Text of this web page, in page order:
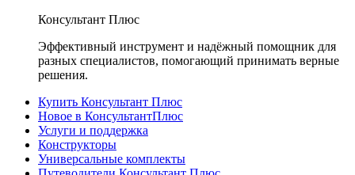
Консультант Плюс
Эффективный инструмент и надёжный помощник для
разных специалистов, помогающий принимать верные
решения.
Купить Консультант Плюс
Новое в КонсультантПлюс
Услуги и поддержка
Конструкторы
Универсальные комплекты